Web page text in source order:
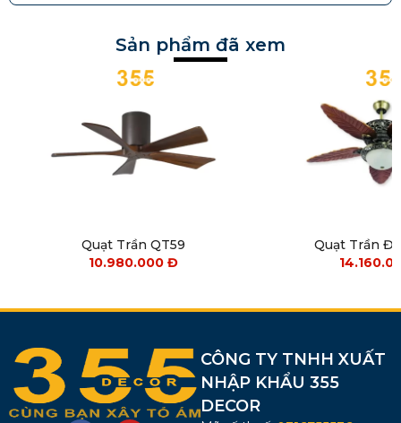
Sản phẩm đã xem
Quạt Trần QT59
10.980.000Đ
Quạt Trần
CÔNG TY TNHH XUẤT
NHẬP KHẨU 355
DECOR